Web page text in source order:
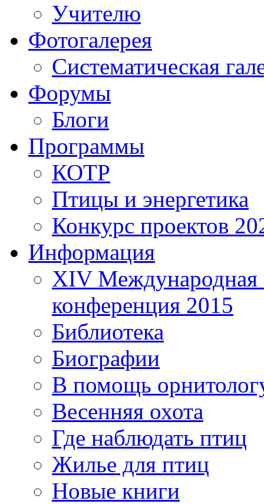
Учителю
Фотогалерея
Систематическая
Форумы
Блоги
Программы
КОТР
Птицы и энергетика
Конкурс проектов
Информация
XIV Международная
конференция 2015
Библиотека
Биографии
В помощь
Весенняя охота
Где наблюдать птиц
Жилье для птиц
Новые книги